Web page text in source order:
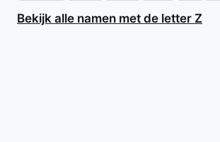
Bekijk alle namen met de letter Z